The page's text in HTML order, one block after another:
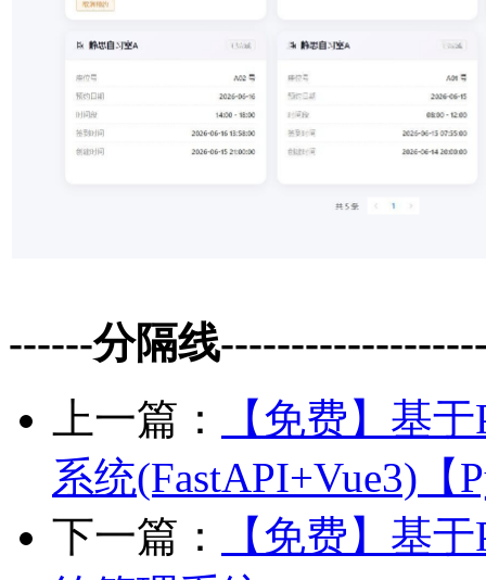
------分隔线
上一篇：
【免费】基
系统(FastAPI+Vue3)
下一篇：
【免费】基